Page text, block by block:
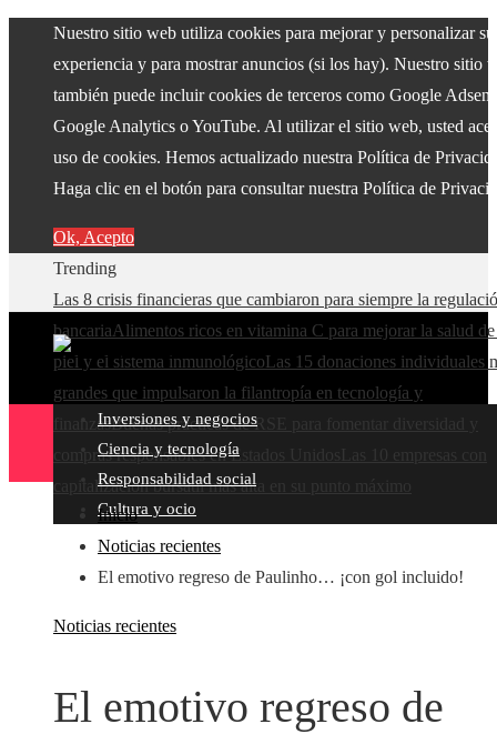
Nuestro sitio web utiliza cookies para mejorar y personalizar su
experiencia y para mostrar anuncios (si los hay). Nuestro sitio
también puede incluir cookies de terceros como Google
Google Analytics o YouTube. Al utilizar el sitio web, usted
uso de cookies. Hemos actualizado nuestra Política de
Haga clic en el botón para consultar nuestra Política de
Ok, Acepto
Trending
Las 8 crisis financieras que cambiaron para siempre la
bancariaAlimentos ricos en vitamina C para mejorar la salud
piel y el sistema inmunológicoLas 15 donaciones individuales
grandes que impulsaron la filantropía en tecnología y
finanzasBuenas prácticas de RSE para fomentar diversidad y
compras responsables en Estados Unidos
capitalización bursátil más alta en su punto máximo
Inversiones y negocios
Ciencia y tecnología
Responsabilidad social
Cultura y ocio
Inicio
Noticias recientes
El emotivo regreso de Paulinho… ¡con gol incluido!
Noticias recientes
El emotivo regreso de